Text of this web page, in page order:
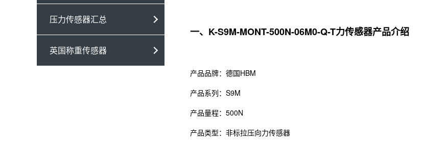
压力传感器汇总
英国称重传感器
一、K-S9M-MONT-500N-06M0-Q-T力传感器产品介绍
产品品牌： 德国HBM
产品系列：S9M
产品量程：500N
产品类型：非标拉压向力传感器